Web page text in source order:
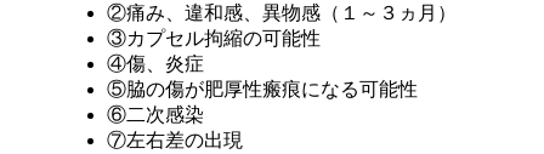
②痛み、違和感、異物感（１～３ヵ月）
③カプセル拘縮の可能性
④傷、炎症
⑤脇の傷が肥厚性瘢痕になる可能性
⑥二次感染
⑦左右差の出現